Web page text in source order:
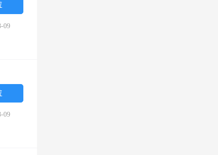
09
09